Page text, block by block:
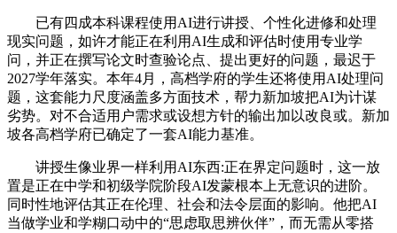
已有四成本科课程使用AI进行讲授、个性化进修和处理
现实问题，如许才能正在利用AI生成和评估时使用专业学
问，并正在撰写论文时查验论点、提出更好的问题，最迟于
2027学年落实。本年4月，高档学府的学生还将使用AI处理问
题，这套能力尺度涵盖多方面技术，帮力新加坡把AI为计谋
劣势。对不合适用户需求或设想方针的输出加以改良或。新加
坡各高档学府已确定了一套AI能力基准。
讲授生像业界一样利用AI东西:正在界定问题时，这一放
置是正在中学和初级学院阶段AI发蒙根本上无意识的进阶。
同时性地评估其正在伦理、社会和法令层面的影响。他把AI
当做学业和学糊口动中的“思虑取思辨伙伴”，而无需从零搭